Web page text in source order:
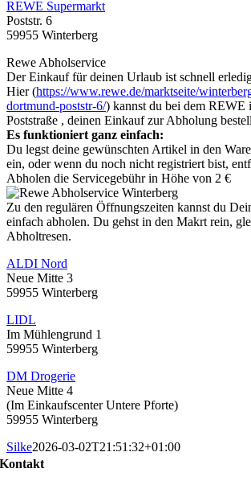
REWE Supermarkt
Poststr. 6
59955 Winterberg
Rewe Abholservice
Der Einkauf für deinen Urlaub ist schnell
Hier (https://www.rewe.de/marktseite/
dortmund-poststr-6/) kannst du bei dem REWE
Poststraße , deinen Einkauf zur Abholung
Es funktioniert ganz einfach:
Du legst deine gewünschten Artikel in den
ein, oder wenn du noch nicht registriert bist,
Abholen die Servicegebühr in Höhe von 2 €
Zu den regulären Öffnungszeiten kannst du
einfach abholen. Du gehst in den Makrt rein,
Abholtresen.
ALDI Nord
Neue Mitte 3
59955 Winterberg
LIDL
Im Mühlengrund 1
59955 Winterberg
DM Drogerie
Neue Mitte 4
(Im Einkaufscenter Untere Pforte)
59955 Winterberg
Silke2026-03-02T21:51:32+01:00
Kontakt